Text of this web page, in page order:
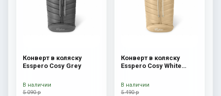
Конверт в коляску
Esspero Cosy Grey
5 090 р
В наличии
Конверт в коляску
Esspero Cosy White
5 490 р
В наличии